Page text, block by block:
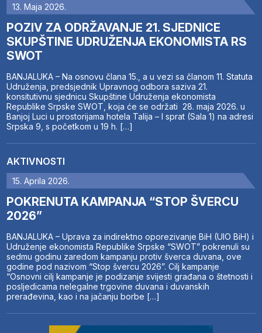
13. Maja 2026.
POZIV ZA ODRŽAVANJE 21. SJEDNICE
SKUPŠTINE UDRUŽENJA EKONOMISTA RS
SWOT
BANJALUKA – Na osnovu člana 15., a u vezi sa članom 11. Statuta
Udruženja, predsjednik Upravnog odbora saziva 21.
konsitutivnu sjednicu Skupštine Udruženja ekonomista
Republike Srpske SWOT, koja će se održati 28. maja 2026. u
Banjoj Luci u prostorijama hotela Talija – I sprat (Sala 1) na adresi
Srpska 9, s početkom u 19 h. […]
AKTIVNOSTI
15. Aprila 2026.
POKRENUTA KAMPANJA “STOP ŠVERCU
2026”
BANJALUKA – Uprava za indirektno oporezivanje BiH (UIO BiH) i
Udruženje ekonomista Republike Srpske “SWOT” pokrenuli su
sedmu godinu zaredom kampanju protiv šverca duvana, ove
godine pod nazivom “Stop švercu 2026”. Cilj kampanje
“Osnovni cilj kampanje je podizanje svijesti građana o štetnosti i
posljedicama nelegalne trgovine duvana i duvanskih
prerađevina, kao i na jačanju borbe […]